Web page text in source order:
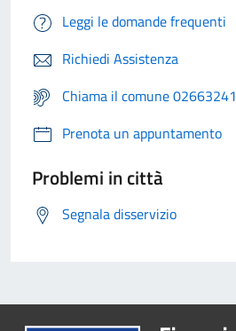
Leggi le domande frequenti
Richiedi Assistenza
Chiama il comune 02663241
Prenota un appuntamento
Problemi in città
Segnala disservizio